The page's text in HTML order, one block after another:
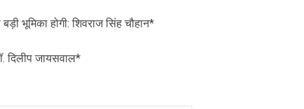
भूमिका होगी: शिवराज सिंह चौहान*
दिलीप जायसवाल*